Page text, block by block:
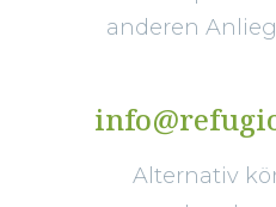
anderen
Alternativ